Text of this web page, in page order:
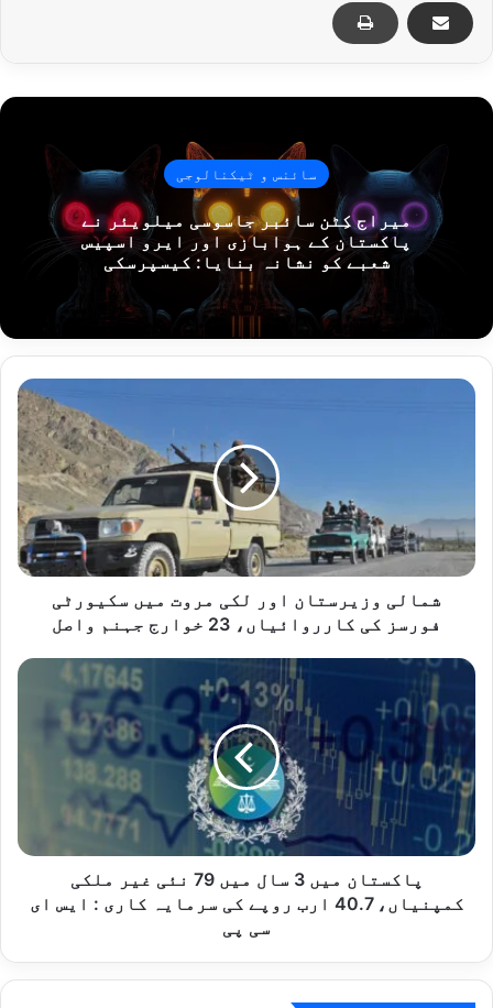
سائنس و ٹیکنالوجی
میراج کِٹن سائبر جاسوسی میلویئر نے
پاکستان کے ہوابازی اور ایرو اسپیس
شعبے کو نشانہ بنایا: کیسپرسکی
شمالی
سکیورٹی
فورسز
کی
کارروائیاں،
جہنم
شمالی وزیرستان اور لکی مروت میں سکیورٹی
فورسز کی کارروائیاں، 23 خوارج جہنم واصل
پاکستان
3
سال
میں
79
نئی
غیر
ملکی
کمپنیاں،
40.7
پاکستان میں 3 سال میں 79 نئی غیر ملکی
کمپنیاں، 40.7 ارب روپے کی سرمایہ کاری : ایس ای
سی پی